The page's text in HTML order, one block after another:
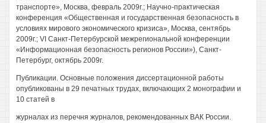
транспорте», Москва, февраль 2009г.; Научно-практическая
конференция «Общественная и государственная безопасность в
условиях мирового экономического кризиса», Москва, сентябрь
2009г.; VI Санкт-Петербурской межрегиональной конференции
«Информационная безопасность регионов России»), Санкт-
Петербург, октябрь 2009г.
Публикации. Основные положения диссертационной работы
опубликованы в 29 печатных трудах, включающих 2 монографии и
10 статей в
журналах из перечня журналов, рекомендованных ВАК России.